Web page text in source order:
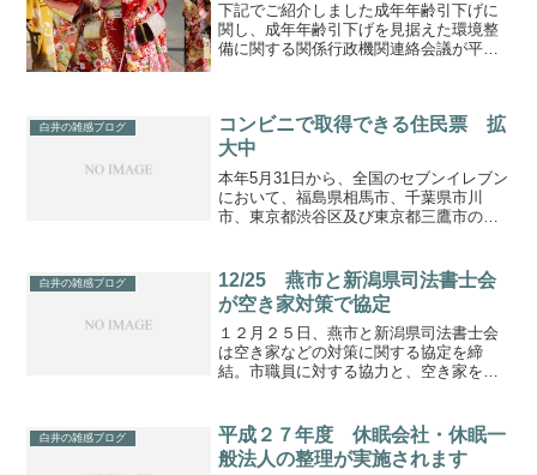
下記でご紹介しました成年年齢引下げに
関し、成年年齢引下げを見据えた環境整
備に関する関係行政機関連絡会議が平成
引下げを見据えた環境整備...
白井の雑感ブログ
コンビニで取得できる住民票 拡
大中
本年5月31日から、全国のセブンイレブン
において、福島県相馬市、千葉県市川
市、東京都渋谷区及び東京都三鷹市の４
ニ住民票を目にしたことはありません
が、下記のページに詳細...
白井の雑感ブログ
12/25 燕市と新潟県司法書士会
が空き家対策で協定
１２月２５日、燕市と新潟県司法書士会
は空き家などの対策に関する協定を締
結。市職員に対する協力と、空き家を所
期待。
白井の雑感ブログ
平成２７年度 休眠会社・休眠一
般法人の整理が実施されます